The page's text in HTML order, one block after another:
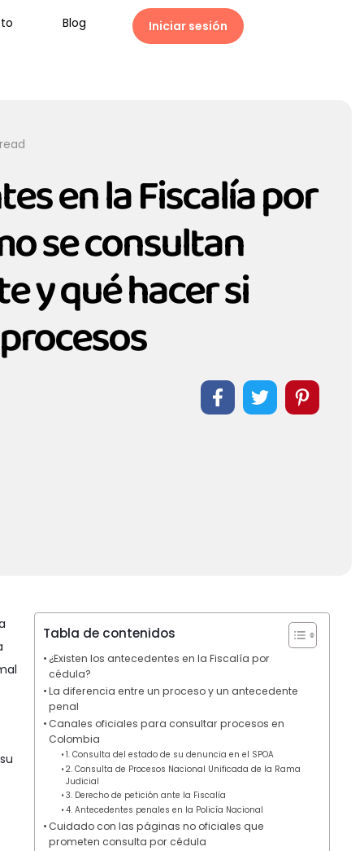
Blog Iniciar sesión
en la Fiscalía por
se consultan
y qué hacer si
Tabla de contenidos
¿Existen los antecedentes en la Fiscalía por
cédula?
La diferencia entre un proceso y un antecedente
penal
Canales oficiales para consultar procesos en
Colombia
1. Consulta del estado de su denuncia en el SPOA
2. Consulta de Procesos Nacional Unificada de la Rama
Judicial
3. Derecho de petición ante la Fiscalía
4. Antecedentes penales en la Policía Nacional
Cuidado con las páginas no oficiales que
prometen consulta por cédula